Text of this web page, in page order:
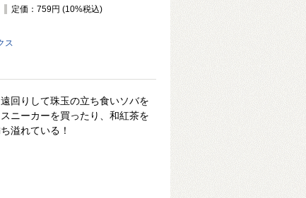
定価：759円 (10%税込)
ス
回りして珠玉の立ち食いソバを
ニーカーを買ったり、和紅茶を
溢れている！